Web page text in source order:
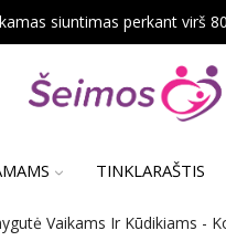
siuntimas perkant virš
TINKLARAŠTIS
Vaikams Ir Kūdikiams -